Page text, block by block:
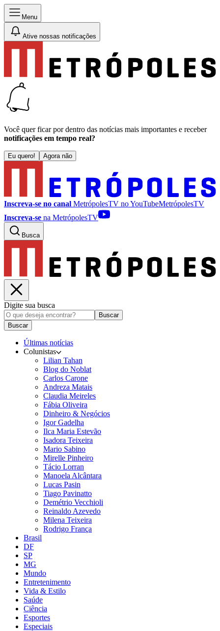
Menu
Ative nossas notificações
Você quer ficar por dentro das notícias mais importantes e receber
notificações em tempo real?
Eu quero! Agora não
Inscreva-se no canal MetrópolesTV noYouTubeMetrópolesTV
Inscreva-se na MetrópolesTV
Busca
Digite sua busca
Buscar
Buscar
Últimas notícias
Colunistas
Lilian Tahan
Blog do Noblat
Carlos Carone
Andreza Matais
Claudia Meireles
Fábia Oliveira
Dinheiro & Negócios
Igor Gadelha
Ilca Maria Estevão
Isadora Teixeira
Mario Sabino
Mirelle Pinheiro
Tácio Lorran
Manoela Alcântara
Lucas Pasin
Tiago Pavinatto
Demétrio Vecchioli
Reinaldo Azevedo
Milena Teixeira
Rodrigo França
Brasil
DF
SP
MG
Mundo
Entretenimento
Vida & Estilo
Saúde
Ciência
Esportes
Especiais